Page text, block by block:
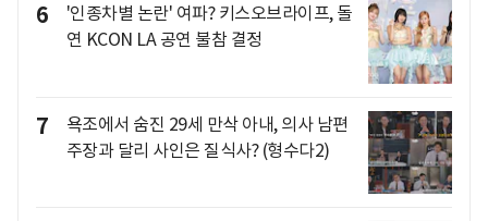
6
'인종차별 논란' 여파? 키스오브라이프, 돌
연 KCON LA 공연 불참 결정
7
욕조에서 숨진 29세 만삭 아내, 의사 남편
주장과 달리 사인은 질식사? (형수다2)